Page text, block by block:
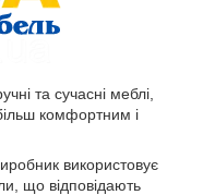
та сучасні меблі,
комфортним і
використовує
що відповідають